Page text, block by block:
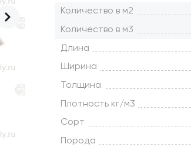
Количество в м2
Количество в м3
Длина
Ширина
Толщина
Плотность кг/м3
Сорт
Порода